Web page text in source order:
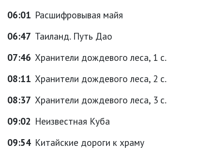
06:01 Расшифровывая майя
06:47 Таиланд. Путь Дао
07:46 Хранители дождевого леса, 1 с.
08:11 Хранители дождевого леса, 2 с.
08:37 Хранители дождевого леса, 3 с.
09:02 Неизвестная Куба
09:54 Китайские дороги к храму